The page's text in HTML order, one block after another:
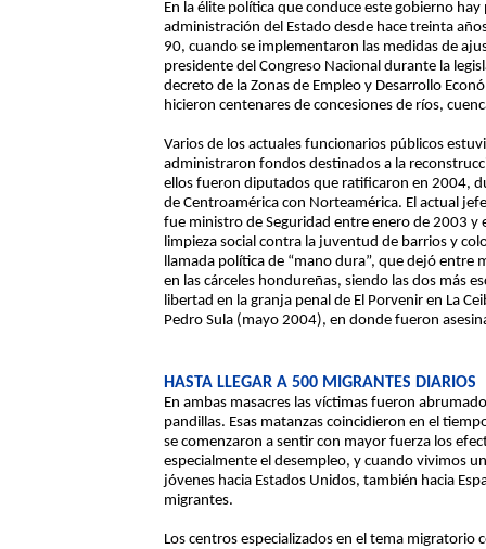
En la élite política que conduce este gobierno
administración del Estado desde hace treinta
90, cuando se implementaron las medidas de
presidente del Congreso Nacional durante la
decreto de la Zonas de Empleo y Desarrollo
hicieron centenares de concesiones de ríos,
Varios de los actuales funcionarios públicos
administraron fondos destinados a la
ellos fueron diputados que ratificaron en 2004,
de Centroamérica con Norteamérica. El actual
fue ministro de Seguridad entre enero de 2003
limpieza social contra la juventud de barrios y
llamada política de “mano dura”, que dejó entre
en las cárceles hondureñas, siendo las dos más
libertad en la granja penal de El Porvenir en La
Pedro Sula (mayo 2004), en donde fueron
HASTA LLEGAR A 500 MIGRANTES DIARIOS
En ambas masacres las víctimas fueron
pandillas. Esas matanzas coincidieron en el
se comenzaron a sentir con mayor fuerza los
especialmente el desempleo, y cuando vivimos
jóvenes hacia Estados Unidos, también hacia
migrantes.
Los centros especializados en el tema migratorio